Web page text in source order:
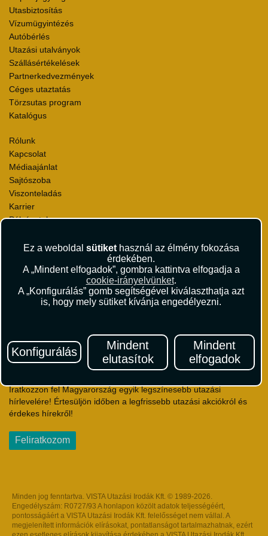
Ez a weboldal sütikethasznál az élmény fokozása
érdekében.
A „Mindent elfogadok”, gombra kattintva elfogadja a
cookie-irányelvünket.
A „Konfigurálás” gomb segítségével kiválaszthatja azt
is, hogy mely sütiket kívánja engedélyezni.
Konfigurálás
Mindent
elutasítok
Mindent
elfogadok
Utasbiztosítás
Vízumügyintézés
Autóbérlés
Utazási utalványok
Szállásértékelések
Partnerkedvezmények
Céges utaztatás
Törzsutas program
Katalógus
Rólunk
Kapcsolat
Médiaajánlat
Sajtószoba
Viszonteladás
Karrier
Pályázatok
Környezettudatosság
Utazási Csomag Szerződési Feltételek
Útlemondás-biztosítás Szerződési Feltételek
Utasbiztosítás Szerződési Feltételek
Hírlevél
Iratkozzon fel Magyarország egyik legszínesebb utazási
hírlevelére! Értesüljön időben a legfrissebb utazási akciókról és
érdekes hírekről!
Feliratkozom
Minden jog fenntartva. VISTA Utazási Irodák Kft. © 1989-2026.
Engedélyszám: R0727/93 A honlapon közölt adatok teljességéért,
pontosságáért a VISTA Utazási Irodák Kft. felelősséget nem vállal. A
megjelenített információk elírásokat, pontatlanságot tartalmazhatnak, ezért